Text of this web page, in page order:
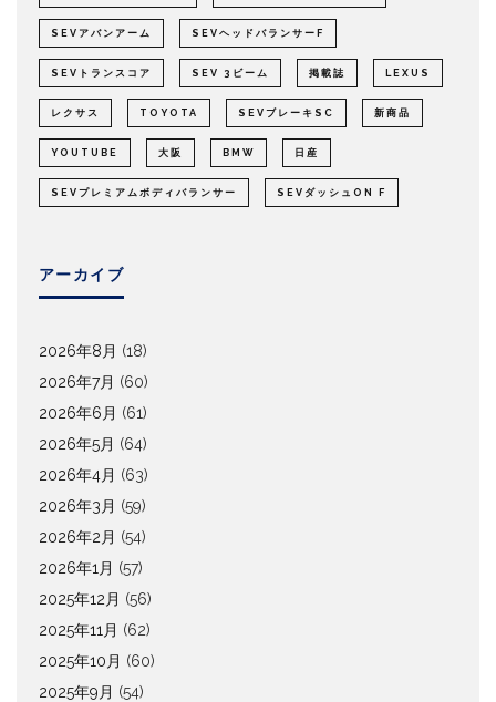
SEVアバンアーム SEVヘッドバランサーF
SEVトランスコア SEV 3ビーム 掲載誌 LEXUS
レクサス TOYOTA SEVブレーキSC 新商品
YOUTUBE 大阪 BMW 日産
SEVプレミアムボディバランサー SEVダッシュON F
アーカイブ
2026年8月 (18)
2026年7月 (60)
2026年6月 (61)
2026年5月 (64)
2026年4月 (63)
2026年3月 (59)
2026年2月 (54)
2026年1月 (57)
2025年12月 (56)
2025年11月 (62)
2025年10月 (60)
2025年9月 (54)